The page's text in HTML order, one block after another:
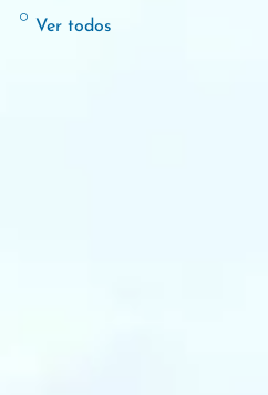
Ver todos